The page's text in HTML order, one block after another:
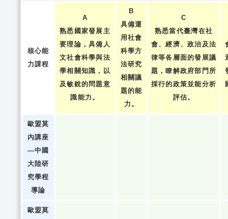
核心能
力課程
A
熟悉國家發展主
要理論，具備人
文社會科學與法
學相關知識，以
及敏銳的問題意
識能力。
B
具備運
用社會
科學方
法研究
相關議
題的能
力。
C
熟悉當代臺灣在社
會、經濟、政治及法
律等各層面的發展議
題，瞭解政府部門所
採行的政策並能分析
評估。
歐盟莫
內講座
—中國
大陸研
究學程
導論
歐盟莫